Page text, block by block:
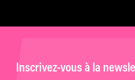
Inscrivez-vous à la